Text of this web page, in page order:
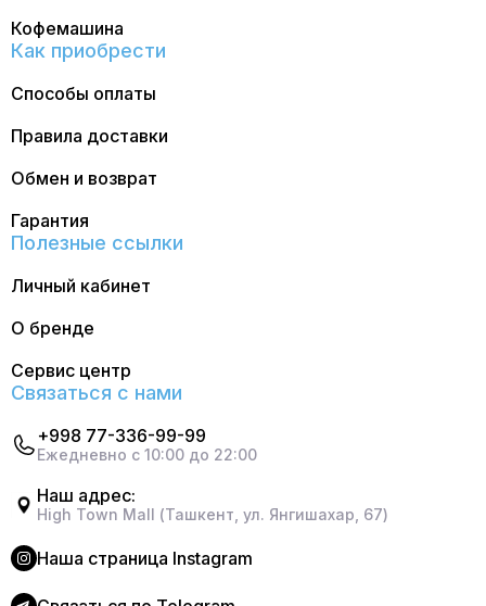
Кофемашина
Как приобрести
Способы оплаты
Правила доставки
Обмен и возврат
Гарантия
Полезные ссылки
Личный кабинет
О бренде
Сервис центр
Связаться с нами
+998 77-336-99-99
Ежедневно с 10:00 до 22:00
Наш адрес:
High Town Mall (Ташкент, ул. Янгишахар, 67)
Наша страница Instagram